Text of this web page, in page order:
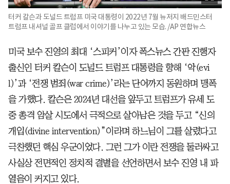
터커 칼슨과 도널드 트럼프 미국 대통령이 2022년 7월 뉴저지 배드민스터
트럼프 내셔널 골프 클럽에서 이야기를 나누고 있는 모습. /AP 연합뉴스
미국 보수 진영의 최대 ‘스피커’이자 폭스뉴스 간판 진행자
출신인 터커 칼슨이 도널드 트럼프 대통령을 향해 ‘악(evi
l)’과 ‘전쟁 범죄(war crime)’라는 단어까지 동원하며 맹폭
을 가했다. 칼슨은 2024년 대선을 앞두고 트럼프가 유세 도
중 총격 암살 시도에서 극적으로 살아남은 것을 두고 “신의
개입(divine intervention)”이라며 하느님이 그를 살렸다고
극찬했던 핵심 우군이었다. 그런 그가 이란 전쟁을 둘러싸고
사실상 전면적인 정치적 결별을 선언하면서 보수 진영 내 파
열음이 커지고 있다.